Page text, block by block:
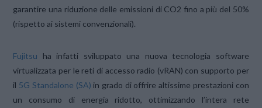
garantire una riduzione delle emissioni di CO2 fino a più del 50%
(rispetto ai sistemi convenzionali).
Fujitsu ha infatti sviluppato una nuova tecnologia software
virtualizzata per le reti di accesso radio (vRAN) con supporto per
il 5G Standalone (SA) in grado di offrire altissime prestazioni con
un consumo di energia ridotto, ottimizzando l’intera rete